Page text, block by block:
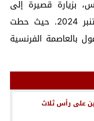
بزيارة قصيرة إلى
فرنسا منذ أمس الأربعاء 18 شتنبر 2024. حيث حطت
بالعاصمة الفرنسية
على رأس ثلاث